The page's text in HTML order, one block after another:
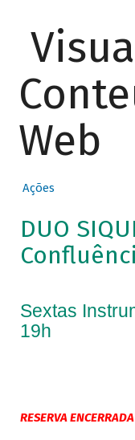
Web
Ações
DUO
Sextas
19h
RESERVA ENCERRADA